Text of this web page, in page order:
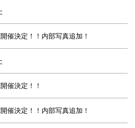
催決定！！内部写真追加！
催決定！！
催決定！！内部写真追加！